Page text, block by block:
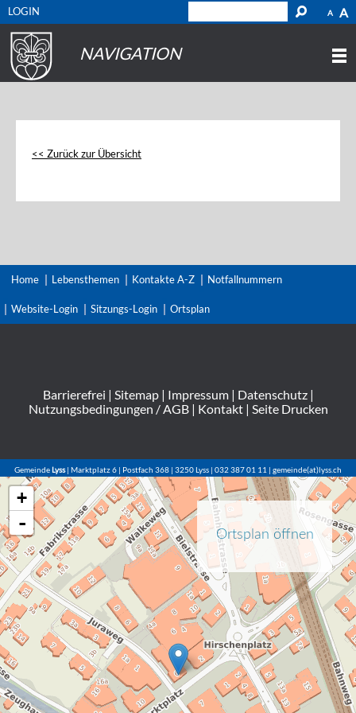
A A
LOGIN
NAVIGATION
<< Zurück zur Übersicht
Home Lebensthemen Kontakte A-Z Notfallnummern
Website-Login Sitzungs-Login Ortsplan
Barrierefrei | Sitemap| Impressum| Datenschutz|
Nutzungsbedingungen / AGB| Kontakt| Seite Drucken
GemeindeLyss| Marktplatz 6 | Postfach 368 | 3250 Lyss | 032 387 01 11 | gemeinde(at)lyss.ch